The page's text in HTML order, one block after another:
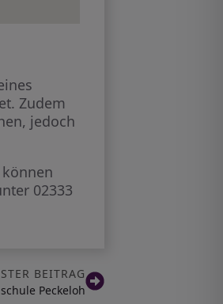
Zudem
jedoch
02333
BEITRAG
Peckeloh